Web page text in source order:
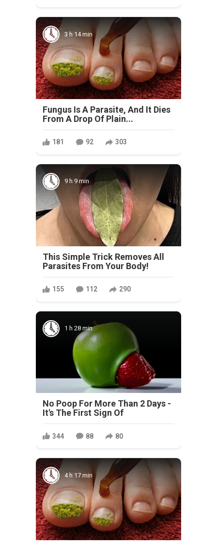
3 h 14 min
Fungus Is A Parasite, And It Dies
From A Drop Of Plain...
181 92 303
9 h 9 min
This Simple Trick Removes All
Parasites From Your Body!
155 112 290
1 h 28 min
No Poop For More Than 2 Days -
It's The First Sign Of
344 88 80
4 h 17 min